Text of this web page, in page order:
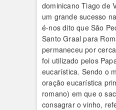
dominicano Tiago de
um grande sucesso
é-nos dito que São
Santo Graal para
permaneceu por
foi utilizado pelos
eucarística. Sendo o
oração eucarística
romano) em que o
consagrar o vinho,